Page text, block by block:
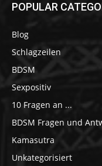
POPULAR
Blog
Schlagzeilen
BDSM
Sexpositiv
10 Fragen an ...
BDSM Fragen und
Kamasutra
Unkategorisiert